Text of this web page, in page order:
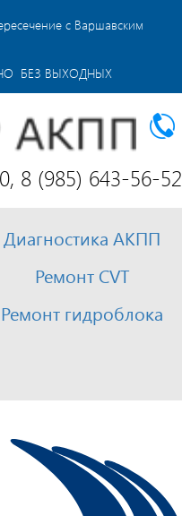
с Варшавским
БЕЗ ВЫХОДНЫХ
8 (985) 643-56-52
Диагностика АКПП
Ремонт CVT
Ремонт гидроблока